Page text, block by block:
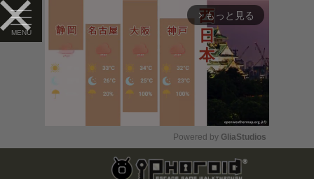
arrow_forward_ios もっと見る
Mute
Powered by GliaStudios